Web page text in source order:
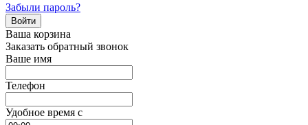
Забыли пароль?
Ваша корзина
Заказать обратный звонок
Ваше имя
Телефон
Удобное время c